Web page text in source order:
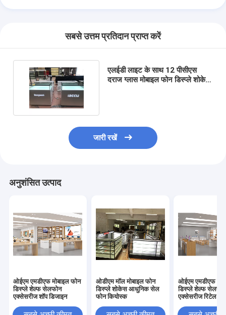
सबसे उत्तम प्रतिदान प्राप्त करें
एलईडी लाइट के साथ 12 पीसीएस
दराज ग्लास मोबाइल फोन डिस्प्ले शोकेस
जारी रखें
अनुशंसित उत्पाद
ओईएम एमडीएफ मोबाइल फोन
डिस्प्ले शेल्फ सेलफोन
एक्सेसरीज शॉप डिजाइन
ओडीएम मॉल मोबाइल फोन
डिस्प्ले शोकेस आधुनिक सेल
फोन कियोस्क
ओईएम एमडीएफ
डिस्प्ले शेल्फ
एक्सेसरीज रिटेल